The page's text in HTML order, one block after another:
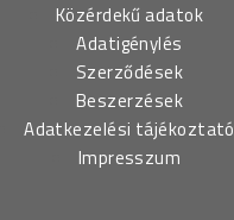
Közérdekű adatok
Adatigénylés
Szerződések
Beszerzések
Adatkezelési tájékoztató
Impresszum